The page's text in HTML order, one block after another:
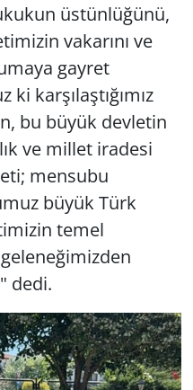
üstünlüğünü,
vakarını ve
gayret
karşılaştığımız
bu büyük devletin
ve millet iradesi
mensubu
büyük Türk
temel
dedi.